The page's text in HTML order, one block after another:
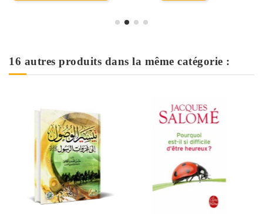
16 autres produits dans la même catégorie :